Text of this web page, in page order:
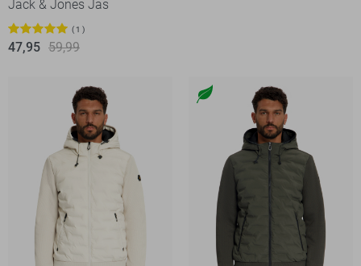
Jack & Jones Jas
1
47,95 59,99